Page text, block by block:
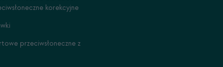
korekcyjne
przeciwsłoneczne z